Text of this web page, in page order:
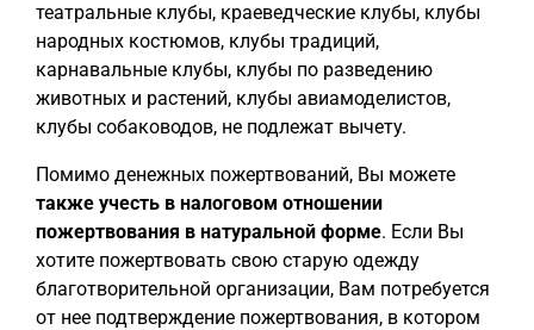
театральные клубы, краеведческие клубы, клубы
народных костюмов, клубы традиций,
карнавальные клубы, клубы по разведению
животных и растений, клубы авиамоделистов,
клубы собаководов, не подлежат вычету.
Помимо денежных пожертвований, Вы можете
также учесть в налоговом отношении
пожертвования в натуральной форме. Если Вы
хотите пожертвовать свою старую одежду
благотворительной организации, Вам потребуется
от нее подтверждение пожертвования, в котором